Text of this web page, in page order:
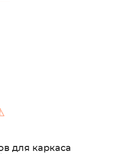
для каркаса